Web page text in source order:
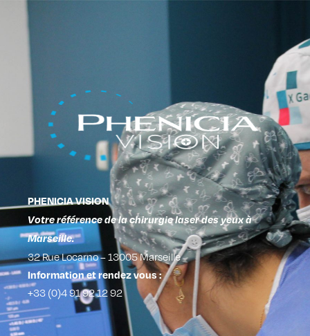
PHENICIA VISION
Votre référence de la chirurgie laser des yeux à
Marseille.
32 Rue Locarno – 13005 Marseille
Information et rendez vous :
+33 (0)4 91 92 12 92